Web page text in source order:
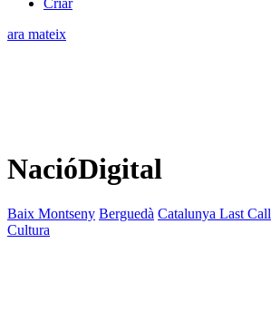
ara mateix
NacióDigital
Baix Montseny Berguedà Catalunya Last Call
Cultura